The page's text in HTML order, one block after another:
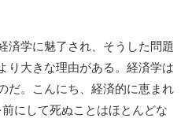
済学に魅了され、そうした問題
り大きな理由がある。経済学は
だ。こんにち、経済的に恵まれ
にして死ぬことはほとんどな